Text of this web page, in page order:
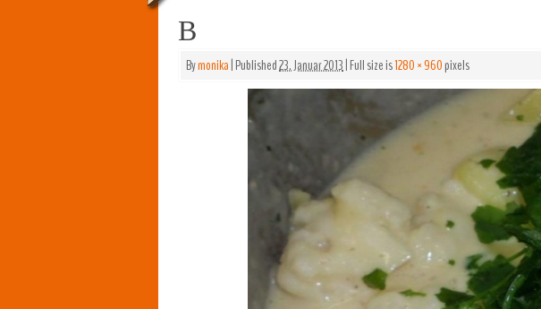
B
Bymonika|Published23. Januar 2013|Full size is1280 × 960pixels